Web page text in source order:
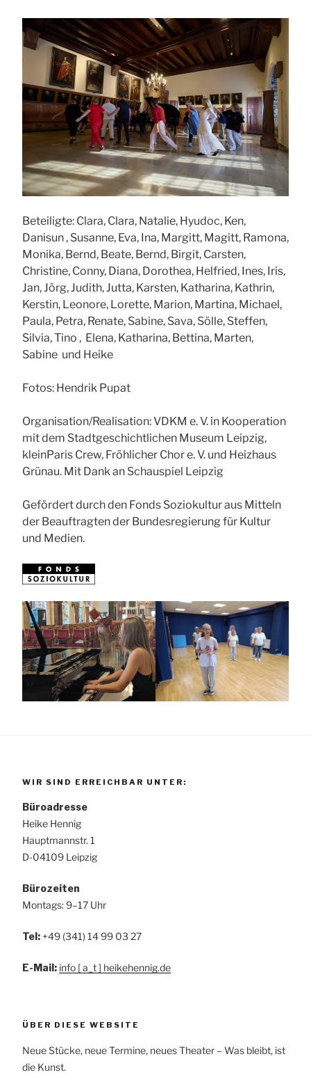
Beteiligte: Clara, Clara, Natalie, Hyudoc, Ken,
Danisun , Susanne, Eva, Ina, Margitt, Magitt, Ramona,
Monika, Bernd, Beate, Bernd, Birgit, Carsten,
Christine, Conny, Diana, Dorothea, Helfried, Ines, Iris,
Jan, Jörg, Judith, Jutta, Karsten, Katharina, Kathrin,
Kerstin, Leonore, Lorette, Marion, Martina, Michael,
Paula, Petra, Renate, Sabine, Sava, Sölle, Steffen,
Silvia, Tino , Elena, Katharina, Bettina, Marten,
Sabine und Heike
Fotos: Hendrik Pupat
Organisation/Realisation: VDKM e. V. in Kooperation
mit dem Stadtgeschichtlichen Museum Leipzig,
kleinParis Crew, Fröhlicher Chor e. V. und Heizhaus
Grünau. Mit Dank an Schauspiel Leipzig
Gefördert durch den Fonds Soziokultur aus Mitteln
der Beauftragten der Bundesregierung für Kultur
und Medien.
WIR SIND ERREICHBAR UNTER:
Büroadresse
Heike Hennig
Hauptmannstr. 1
D-04109 Leipzig
Bürozeiten
Montags: 9–17 Uhr
Tel: +49 (341) 14 99 03 27
E-Mail: info [ a_t ] heikehennig.de
ÜBER DIESE WEBSITE
Neue Stücke, neue Termine, neues Theater – Was bleibt, ist
die Kunst.